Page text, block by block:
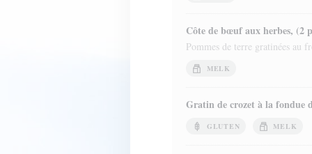
Côte de bœuf aux herbes, (2
Pommes de terre gratinées au
MELK
Gratin de crozet à la fondue
GLUTEN MELK